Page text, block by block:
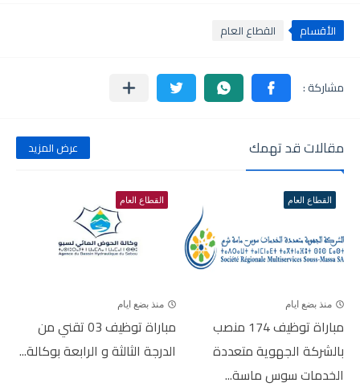
الأقسام القطاع العام
مقالات قد تهمك عرض المزيد
القطاع العام
منذ بضع ايام
مباراة توظيف 174 منصب
بالشركة الجهوية متعددة
الخدمات سوس ماسة...
القطاع العام
منذ بضع ايام
مباراة توظيف 03 تقني من
الدرجة الثالثة و الرابعة بوكالة...